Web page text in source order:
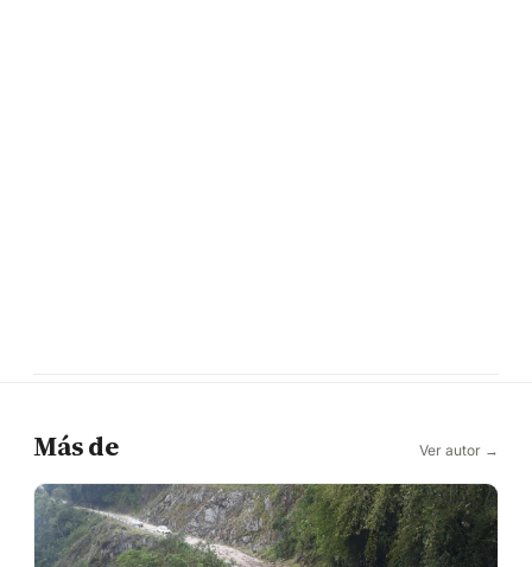
Más de Ver autor →